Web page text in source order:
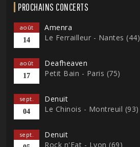
PROCHAINS CONCERTS
août
14
Amenra
Le Ferrailleur - Nantes (44)
août
17
Deafheaven
Petit Bain - Paris (75)
sept.
04
Denuit
Le Chinois - Montreuil (93)
sept.
Denuit
Rock n'Eat - Lyon (69)